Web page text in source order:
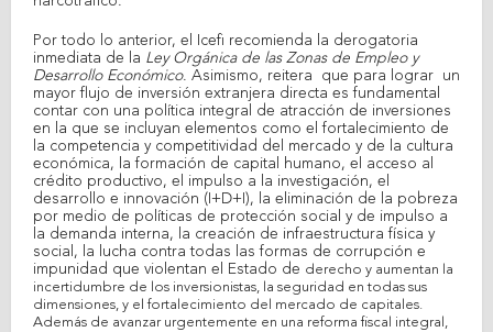
Por todo lo anterior, el Icefi recomienda la derogatoria
inmediata de la Ley Orgánica de las Zonas de Empleo y
Desarrollo Económico. Asimismo, reitera que para lograr un
mayor flujo de inversión extranjera directa es fundamental
contar con una política integral de atracción de inversiones
en la que se incluyan elementos como el fortalecimiento de
la competencia y competitividad del mercado y de la cultura
económica, la formación de capital humano, el acceso al
crédito productivo, el impulso a la investigación, el
desarrollo e innovación (I+D+I), la eliminación de la pobreza
por medio de políticas de protección social y de impulso a
la demanda interna, la creación de infraestructura física y
social, la lucha contra todas las formas de corrupción e
impunidad que violentan el Estado de derecho y aumentan la
incertidumbre de los inversionistas, la seguridad en todas sus
dimensiones, y el fortalecimiento del mercado de capitales.
Además de avanzar urgentemente en una reforma fiscal integral,